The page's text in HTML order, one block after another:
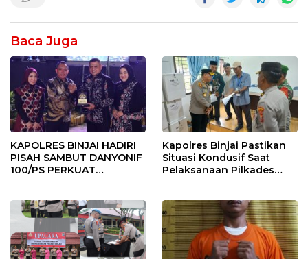
Baca Juga
KAPOLRES BINJAI HADIRI
PISAH SAMBUT DANYONIF
100/PS PERKUAT
Kapolres Binjai Pastikan
Situasi Kondusif Saat
Pelaksanaan Pilkades